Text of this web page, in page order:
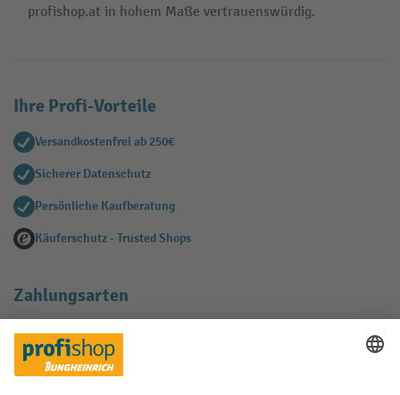
profishop.at in hohem Maße vertrauenswürdig.
Ihre Profi-Vorteile
Versandkostenfrei ab 250€
Sicherer Datenschutz
Persönliche Kaufberatung
Käuferschutz - Trusted Shops
Zahlungsarten
Creditcard (Master)